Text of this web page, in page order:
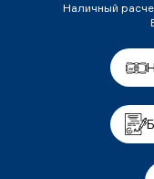
Наличный